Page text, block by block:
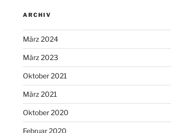
ARCHIV
März 2024
März 2023
Oktober 2021
März 2021
Oktober 2020
Februar 2020